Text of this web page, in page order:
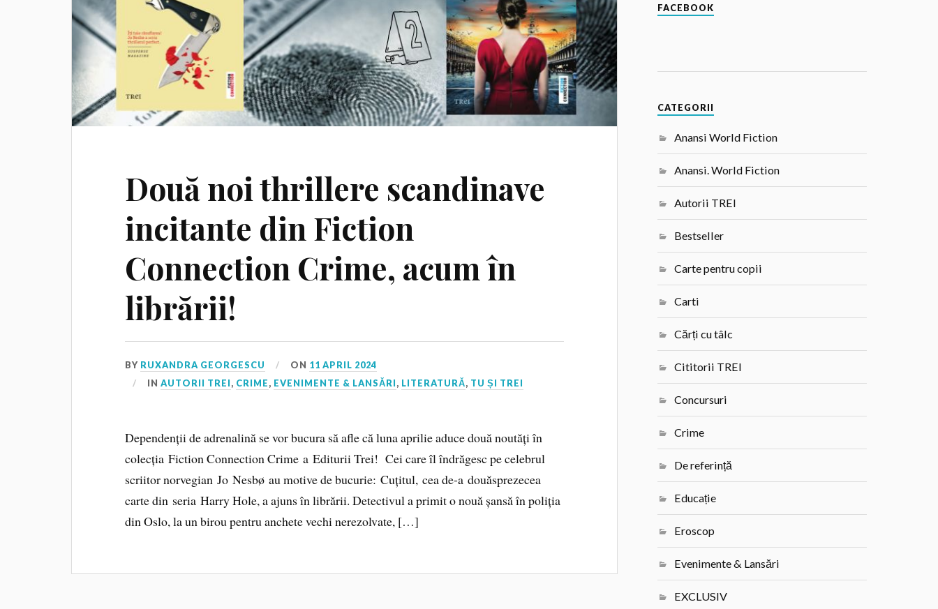
Două noi thrillere scandinave
incitante din Fiction
Connection Crime, acum în
librării!
BY RUXANDRA GEORGESCU ON 11 APRIL 2024
INAUTORII TREI, CRIME, EVENIMENTE & LANSĂRI, LITERATURĂ, TU ȘI TREI
Dependenții de adrenalină se vor bucura să afle că luna aprilie aduce două noutăți în
colecția Fiction Connection Crime a Editurii Trei! Cei care îl îndrăgesc pe celebrul
scriitor norvegian Jo Nesbø au motive de bucurie: Cuțitul, cea de-a douăsprezecea
carte din seria Harry Hole, a ajuns în librării. Detectivul a primit o nouă șansă în poliția
din Oslo, la un birou pentru anchete vechi nerezolvate, […]
FACEBOOK
CATEGORII
Anansi World Fiction
Anansi. World Fiction
Autorii TREI
Bestseller
Carte pentru copii
Carti
Cărți cu tâlc
Cititorii TREI
Concursuri
Crime
De referință
Educație
Eroscop
Evenimente & Lansări
EXCLUSIV